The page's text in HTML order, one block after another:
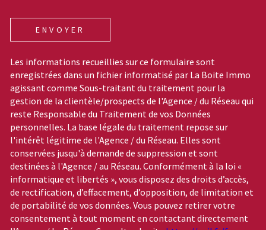
ENVOYER
Les informations recueillies sur ce formulaire sont
enregistrées dans un fichier informatisé par La Boite Immo
agissant comme Sous-traitant du traitement pour la
gestion de la clientèle/prospects de l'Agence / du Réseau qui
reste Responsable du Traitement de vos Données
personnelles. La base légale du traitement repose sur
l'intérêt légitime de l'Agence / du Réseau. Elles sont
conservées jusqu'à demande de suppression et sont
destinées à l'Agence / au Réseau. Conformément à la loi «
informatique et libertés », vous disposez des droits d’accès,
de rectification, d’effacement, d’opposition, de limitation et
de portabilité de vos données. Vous pouvez retirer votre
consentement à tout moment en contactant directement